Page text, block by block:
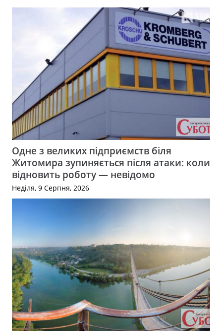
Одне з великих підприємств біля
Житомира зупиняється після атаки: коли
відновить роботу — невідомо
Неділя, 9 Серпня, 2026